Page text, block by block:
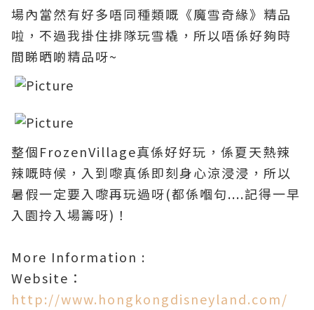
場內當然有好多唔同種類嘅《魔雪奇緣》精品
啦，不過我掛住排隊玩雪橇 ，所以唔係好夠時
間睇晒啲精品呀~
整個FrozenVillage真係好好玩，係夏天熱辣
辣嘅時候，入到嚟真係即刻身心涼浸浸，所以
暑假一定要入嚟再玩過呀(都係嗰句....記得一早
入園拎入場籌呀)！
More Information :
Website：
http://www.hongkongdisneyland.com/